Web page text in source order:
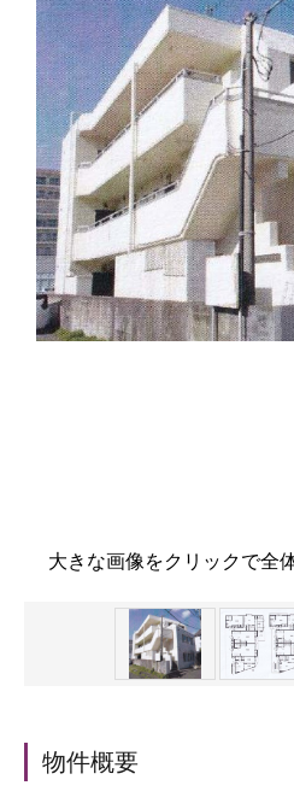
大きな画像をクリックで全
物件概要